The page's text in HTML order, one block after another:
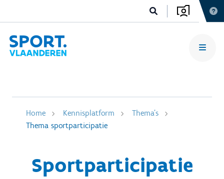
Home Kennisplatform
Thema's
Thema sportparticipatie
Sportparticipatie